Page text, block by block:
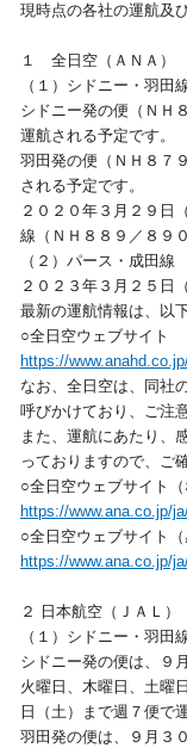
現時点の各社の運航及
１ 全日空（ＡＮＡ）
（１）シドニー・羽田
シドニー発の便（ＮＨ
運航される予定です。
羽田発の便（ＮＨ８７
される予定です。
２０２０年３月２９日
線（ＮＨ８８９／８９
（２）パース・成田線
２０２３年３月２５日
最新の運航情報は、以
○全日空ウェブサイト
https://
なお、全日空は、同社
呼びかけており、ご注
また、運航にあたり、
っておりますので、ご
○全日空ウェブサイト
https://www.ana.co.jp/
○全日空ウェブサイト
https://www.ana.co.jp/
２ 日本航空（ＪＡＬ）
（１）シドニー・羽田
シドニー発の便は、９
火曜日、木曜日、土曜
日（土）まで週７便で
羽田発の便は、９月３